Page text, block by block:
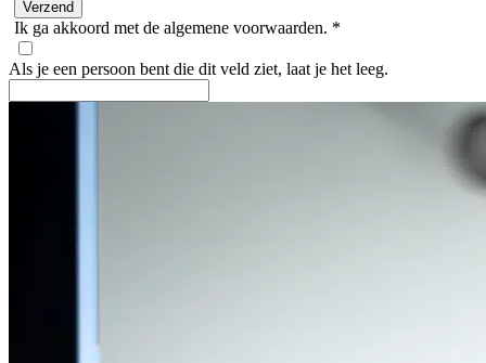
Ik ga akkoord met de algemene voorwaarden. *
Als je een persoon bent die dit veld ziet, laat je het leeg.